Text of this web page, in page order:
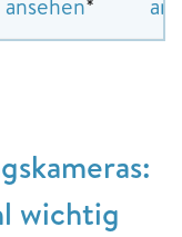
wichtig